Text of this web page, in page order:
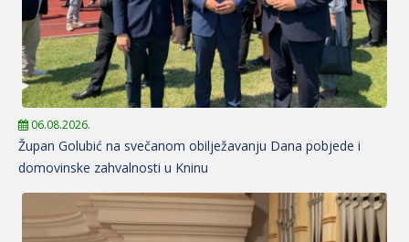
06.08.2026.
Župan Golubić na svečanom obilježavanju Dana pobjede i
domovinske zahvalnosti u Kninu